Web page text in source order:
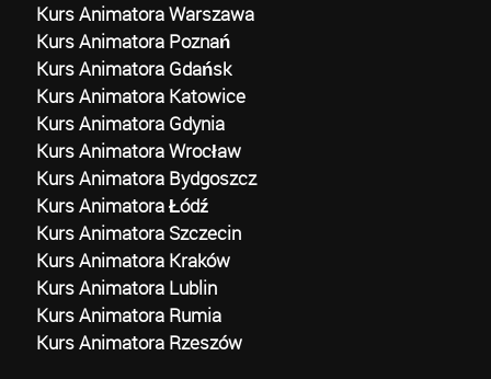
Kurs Animatora Warszawa
Kurs Animatora Poznań
Kurs Animatora Gdańsk
Kurs Animatora Katowice
Kurs Animatora Gdynia
Kurs Animatora Wrocław
Kurs Animatora Bydgoszcz
Kurs Animatora Łódź
Kurs Animatora Szczecin
Kurs Animatora Kraków
Kurs Animatora Lublin
Kurs Animatora Rumia
Kurs Animatora Rzeszów